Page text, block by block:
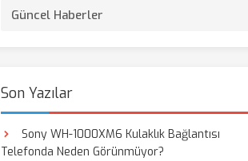
Güncel Haberler
Son Yazılar
Sony WH-1000XM6 Kulaklık Bağlantısı
Telefonda Neden Görünmüyor?